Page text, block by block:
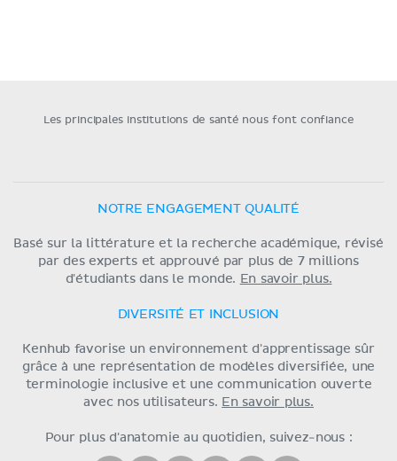
Les principales institutions de santé nous font confiance
NOTRE ENGAGEMENT QUALITÉ
Basé sur la littérature et la recherche académique, révisé
par des experts et approuvé par plus de 7 millions
d'étudiants dans le monde. En savoir plus.
DIVERSITÉ ET INCLUSION
Kenhub favorise un environnement d'apprentissage sûr
grâce à une représentation de modèles diversifiée, une
terminologie inclusive et une communication ouverte
avec nos utilisateurs. En savoir plus.
Pour plus d'anatomie au quotidien, suivez-nous :